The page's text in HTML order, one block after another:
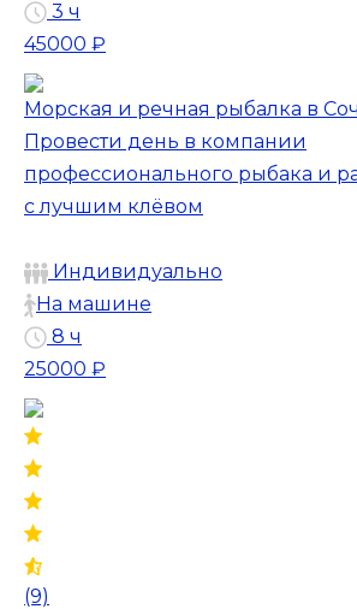
3 ч
45000 ₽
Морская и речная рыбалка в
Провести день в компании
профессионального рыбака и
с лучшим клёвом
Индивидуально
На машине
8 ч
25000 ₽
(9)